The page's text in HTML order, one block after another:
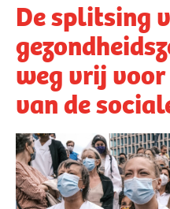
De splitsing
weg vrij
van de